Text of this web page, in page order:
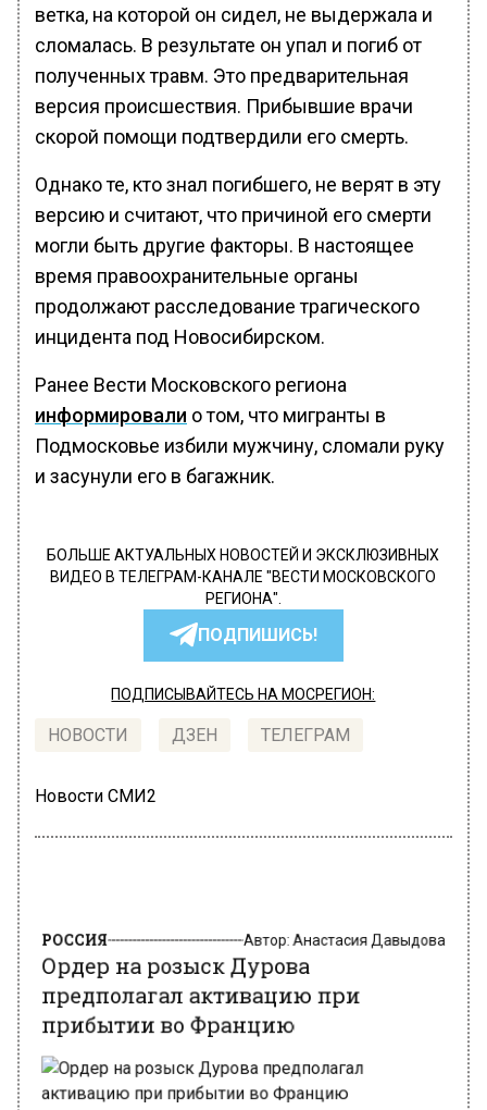
ветка, на которой он сидел, не выдержала и
сломалась. В результате он упал и погиб от
полученных травм. Это предварительная
версия происшествия. Прибывшие врачи
скорой помощи подтвердили его смерть.
Однако те, кто знал погибшего, не верят в эту
версию и считают, что причиной его смерти
могли быть другие факторы. В настоящее
время правоохранительные органы
продолжают расследование трагического
инцидента под Новосибирском.
Ранее Вести Московского региона
информировали о том, что мигранты в
Подмосковье избили мужчину, сломали руку
и засунули его в багажник.
БОЛЬШЕ АКТУАЛЬНЫХ НОВОСТЕЙ И ЭКСКЛЮЗИВНЫХ
ВИДЕО В ТЕЛЕГРАМ-КАНАЛЕ "ВЕСТИ МОСКОВСКОГО
РЕГИОНА".
ПОДПИШИСЬ!
ПОДПИСЫВАЙТЕСЬ НА МОСРЕГИОН:
НОВОСТИ ДЗЕН ТЕЛЕГРАМ
Новости СМИ2
Ордер на розыск Дурова
предполагал активацию при
прибытии во Францию